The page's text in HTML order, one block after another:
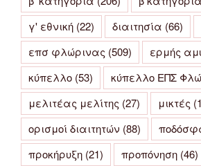
γ' εθνική (22) διαιτησία (66)
επσ φλώρινας (509) ερμής
κύπελλο (53) κύπελλο ΕΠΣ
μελιτέας μελίτης (27) μικτές
ορισμοί διαιτητών (88)
προκήρυξη (21) προπόνηση (46)